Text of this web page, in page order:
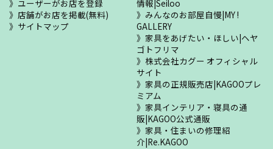
ユーザーがお店を登録
店舗がお店を掲載(無料)
サイトマップ
情報|Seiloo
みんなのお部屋自慢|MY !
GALLERY
家具をあげたい・ほしい|ヘヤ
ゴトフリマ
株式会社カグー オフィシャル
サイト
家具の正規販売店|KAGOOプレ
ミアム
家具インテリア・寝具の通
販|KAGOO公式通販
家具・住まいの修理紹
介|Re.KAGOO